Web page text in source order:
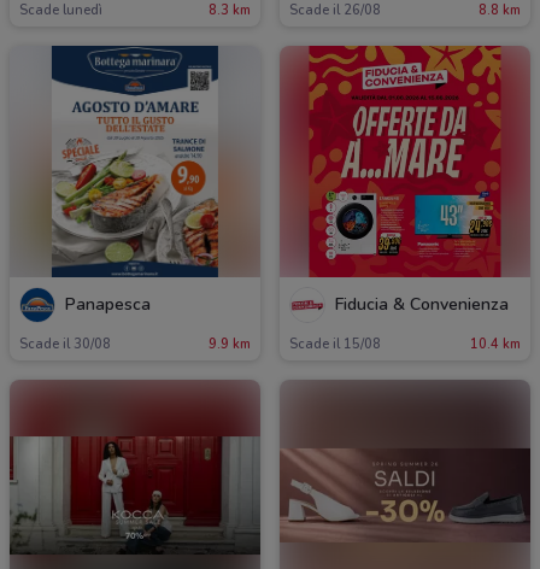
Scade lunedì 8.3 km Scade il 26/08 8.8 km
Panapesca
Scade il 30/08 9.9 km
Fiducia & Convenienza
Scade il 15/08 10.4 km